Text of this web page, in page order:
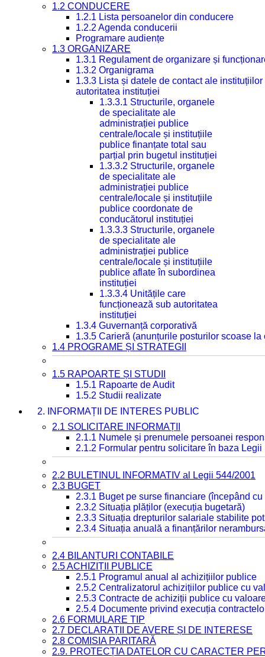
1.2 CONDUCERE
1.2.1 Lista persoanelor din conducere
1.2.2 Agenda conducerii
Programare audiențe
1.3 ORGANIZARE
1.3.1 Regulament de organizare și
1.3.2 Organigrama
1.3.3 Lista și datele de contact ale
autoritatea instituției
1.3.3.1 Structurile, organele
de specialitate ale
administrației publice
centrale/locale și instituțiile
publice finanțate total sau
parțial prin bugetul instituției
1.3.3.2 Structurile, organele
de specialitate ale
administrației publice
centrale/locale și instituțiile
publice coordonate de
conducătorul instituției
1.3.3.3 Structurile, organele
de specialitate ale
administrației publice
centrale/locale și instituțiile
publice aflate în subordinea
instituției
1.3.3.4 Unitățile care
funcționează sub autoritatea
instituției
1.3.4 Guvernanță corporativă
1.3.5 Carieră (anunțurile posturilor scoase la
1.4 PROGRAME ȘI STRATEGII
1.5 RAPOARTE ȘI STUDII
1.5.1 Rapoarte de Audit
1.5.2 Studii realizate
2. INFORMAȚII DE INTERES PUBLIC
2.1 SOLICITARE INFORMAȚII
2.1.1 Numele și prenumele persoanei
2.1.2 Formular pentru solicitare în baza Legii
2.2 BULETINUL INFORMATIV al Legii 544/2001
2.3 BUGET
2.3.1 Buget pe surse financiare (începând
2.3.2 Situația plăților (execuția bugetară)
2.3.3 Situația drepturilor salariale stabilite
2.3.4 Situația anuală a finanțărilor
2.4 BILANȚURI CONTABILE
2.5 ACHIZIȚII PUBLICE
2.5.1 Programul anual al achizițiilor publice
2.5.2 Centralizatorul achizițiilor publice cu
2.5.3 Contracte de achiziții publice cu
2.5.4 Documente privind execuția
2.6 FORMULARE TIP
2.7 DECLARAȚII DE AVERE ȘI DE INTERESE
2.8 COMISIA PARITARĂ
2.9. PROTECȚIA DATELOR CU CARACTER